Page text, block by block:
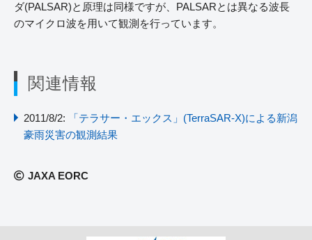
ダ(PALSAR)と原理は同様ですが、PALSARとは異なる波長
のマイクロ波を用いて観測を行っています。
関連情報
2011/8/2:
「テラサー・エックス」(TerraSAR-X)による新潟
豪雨災害の観測結果
JAXA EORC